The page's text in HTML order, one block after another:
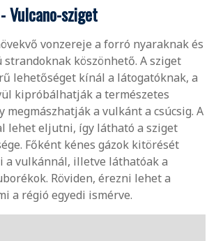
Vulcano-sziget
vonzereje a forró nyaraknak és
strandoknak köszönhető. A sziget
lehetőséget kínál a látogatóknak, a
kipróbálhatják a természetes
megmászhatják a vulkánt a csúcsig. A
lehet eljutni, így látható a sziget
Főként kénes gázok kitörését
a vulkánnál, illetve láthatóak a
Röviden, érezni lehet a
a régió egyedi ismérve.